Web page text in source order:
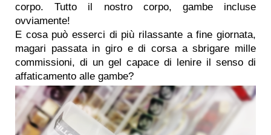
corpo. Tutto il nostro corpo, gambe incluse
ovviamente!
E cosa può esserci di più rilassante a fine giornata,
magari passata in giro e di corsa a sbrigare mille
commissioni, di un gel capace di lenire il senso di
affaticamento alle gambe?